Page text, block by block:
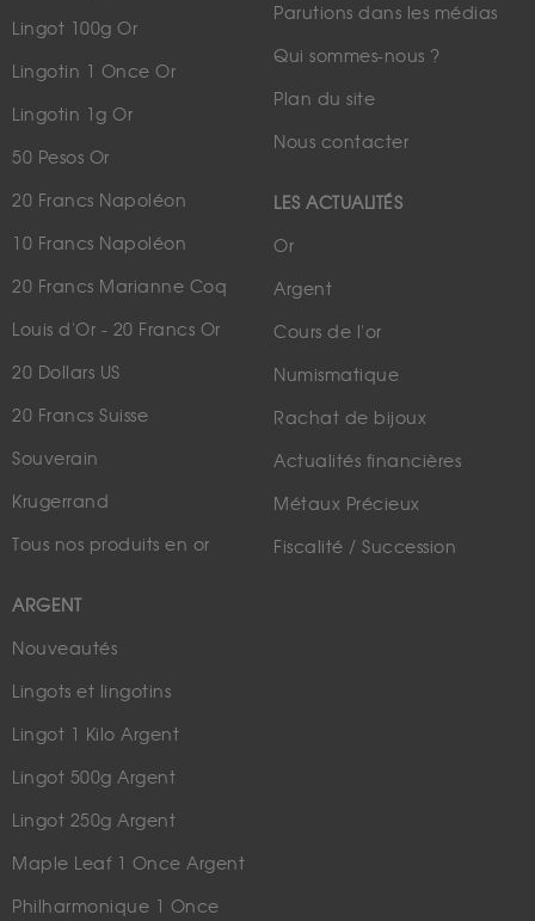
Lingot 100g Or
Lingotin 1 Once Or
Lingotin 1g Or
50 Pesos Or
20 Francs Napoléon
10 Francs Napoléon
20 Francs Marianne Coq
Louis d'Or - 20 Francs Or
20 Dollars US
20 Francs Suisse
Souverain
Krugerrand
Tous nos produits en or
ARGENT
Nouveautés
Lingots et lingotins
Lingot 1 Kilo Argent
Lingot 500g Argent
Lingot 250g Argent
Maple Leaf 1 Once Argent
Philharmonique 1 Once
Parutions dans les médias
Qui sommes-nous ?
Plan du site
Nous contacter
LES ACTUALITÉS
Or
Argent
Cours de l'or
Numismatique
Rachat de bijoux
Actualités financières
Métaux Précieux
Fiscalité / Succession